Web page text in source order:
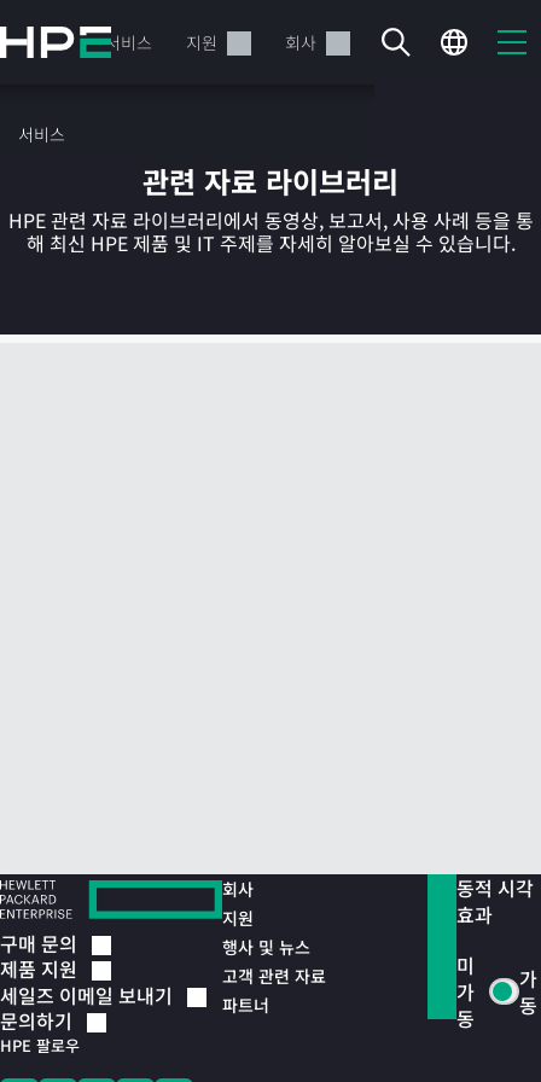
요
뛰
제품 서비스 지원 회사
서비스
현재 장바구니가 비어있습니다
관련 자료 라이브러리
HPE 관련 자료 라이브러리에서 동영상, 보고서, 사용 사례 등을 통
해 최신 HPE 제품 및 IT 주제를 자세히 알아보실 수 있습니다.
구매 문의
제품 지원
세일즈 이메일 보내기
문의하기
HPE 팔로우
회사
지원
행사 및 뉴스
고객 관련 자료
파트너
동적 시각
효과
미
가
동
가
동